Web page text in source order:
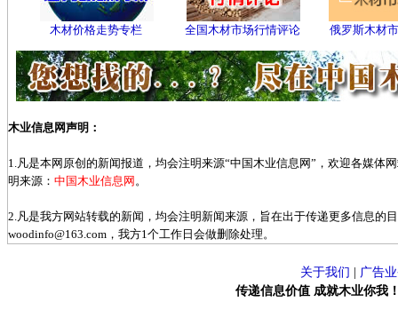
木材价格走势专栏 全国木材市场行情评论 俄罗斯木材
木业信息网声明：
1.凡是本网原创的新闻报道，均会注明来源“中国木业信息网”，欢迎各媒体
明来源： 中国木业信息网 。
2.凡是我方网站转载的新闻，均会注明新闻来源，旨在出于传递更多信息的
woodinfo@163.com，我方1个工作日会做删除处理。
关于我们
广告
传递信息价值 成就木业你我